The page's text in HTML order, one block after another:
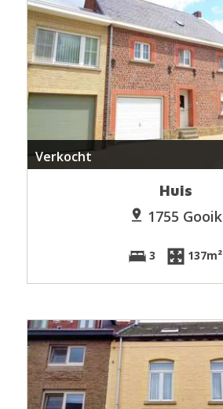
Verkocht
Huis
1755 Gooik
3 137m²